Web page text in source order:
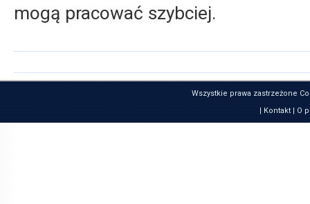
mogą pracować szybciej.
Wszystkie prawa zastrzeżone
|Kontakt|O